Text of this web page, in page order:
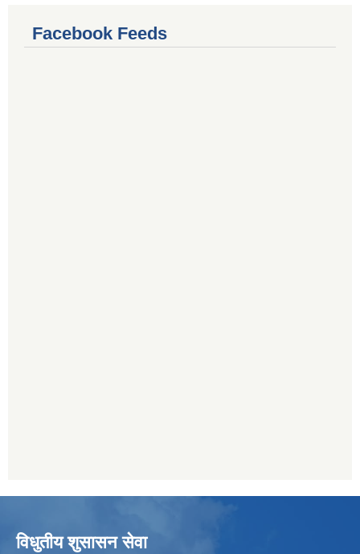
Facebook Feeds
विधुतीय शुसासन सेवा